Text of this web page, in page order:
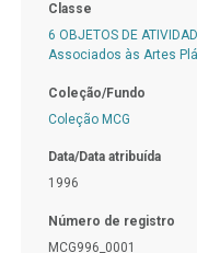
Classe
6 OBJETOS DE
Associados às Artes
Coleção/Fundo
Coleção MCG
Data/Data atribuída
1996
Número de registro
MCG996_0001